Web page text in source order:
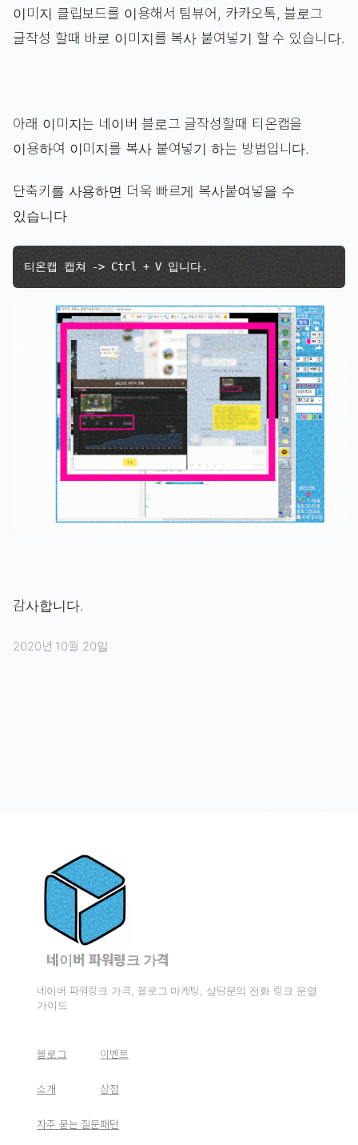
이미지 클립보드를 이용해서 팀뷰어, 카카오톡, 블로그
글작성 할때 바로 이미지를 복사 붙여넣기 할 수 있습니다.
아래 이미지는 네이버 블로그 글작성할때 티온캡을
이용하여 이미지를 복사 붙여넣기 하는 방법입니다.
단축키를 사용하면 더욱 빠르게 복사붙여넣을 수
있습니다
티온캡 캡쳐 -> Ctrl + V 입니다.
감사합니다.
2020년 10월 20일
네이버 파워링크 가격
네이버 파워링크 가격, 블로그 마케팅, 상담문의 전화 링크 운영
가이드
블로그
소개
자주 묻는 질문
이벤트
상점
패턴